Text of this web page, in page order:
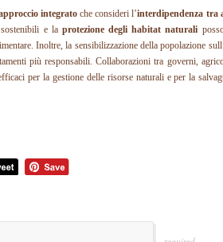
integratoche consideri l’interdipendenza tra
e la protezione degli habitat naturali
Inoltre, la sensibilizzazione della popolazione
più responsabili. Collaborazioni tra governi,
per la gestione delle risorse naturali e per la